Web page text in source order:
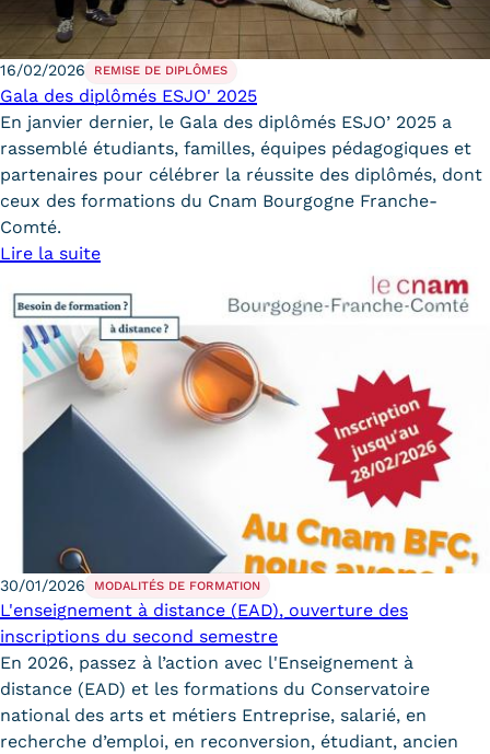
16/02/2026 REMISE DE DIPLÔMES
Gala des diplômés ESJO' 2025
En janvier dernier, le Gala des diplômés ESJO’ 2025 a
rassemblé étudiants, familles, équipes pédagogiques et
partenaires pour célébrer la réussite des diplômés, dont
ceux des formations du Cnam Bourgogne Franche-
Comté.
Lire la suite
30/01/2026 MODALITÉS DE FORMATION
L'enseignement à distance (EAD), ouverture des
inscriptions du second semestre
En 2026, passez à l’action avec l'Enseignement à
distance (EAD) et les formations du Conservatoire
national des arts et métiers Entreprise, salarié, en
recherche d’emploi, en reconversion, étudiant, ancien